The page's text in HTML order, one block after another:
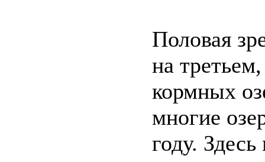
Половая
на
кормных
многие
году.